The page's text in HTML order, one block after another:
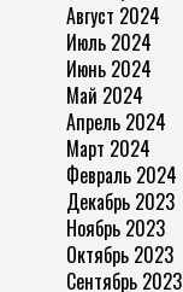
Август 2024
Июль 2024
Июнь 2024
Май 2024
Апрель 2024
Март 2024
Февраль 2024
Декабрь 2023
Ноябрь 2023
Октябрь 2023
Сентябрь 2023